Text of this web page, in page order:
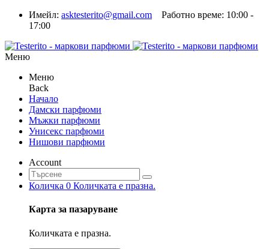
Имейл: asktesterito@gmail.com Работно време: 10:00 -
17:00
Меню
Меню
Back
Начало
Дамски парфюми
Мъжки парфюми
Унисекс парфюми
Нишови парфюми
Account
Количка 0 Количката е празна.
Карта за пазаруване
Количката е празна.